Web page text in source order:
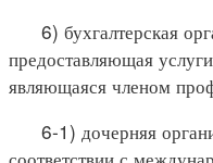
6) бухгалтерская
предоставляющая
являющаяся членом
6-1) дочерняя